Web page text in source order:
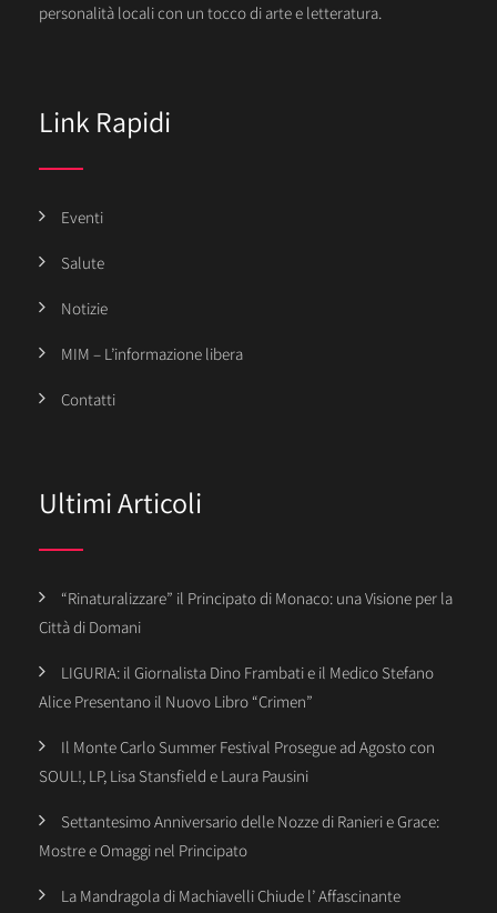
personalità locali con un tocco di arte e letteratura.
Link Rapidi
Eventi
Salute
Notizie
MIM – L’informazione libera
Contatti
Ultimi Articoli
“Rinaturalizzare” il Principato di Monaco: una Visione per la
Città di Domani
LIGURIA: il Giornalista Dino Frambati e il Medico Stefano
Alice Presentano il Nuovo Libro “Crimen”
Il Monte Carlo Summer Festival Prosegue ad Agosto con
SOUL!, LP, Lisa Stansfield e Laura Pausini
Settantesimo Anniversario delle Nozze di Ranieri e Grace:
Mostre e Omaggi nel Principato
La Mandragola di Machiavelli Chiude l’ Affascinante